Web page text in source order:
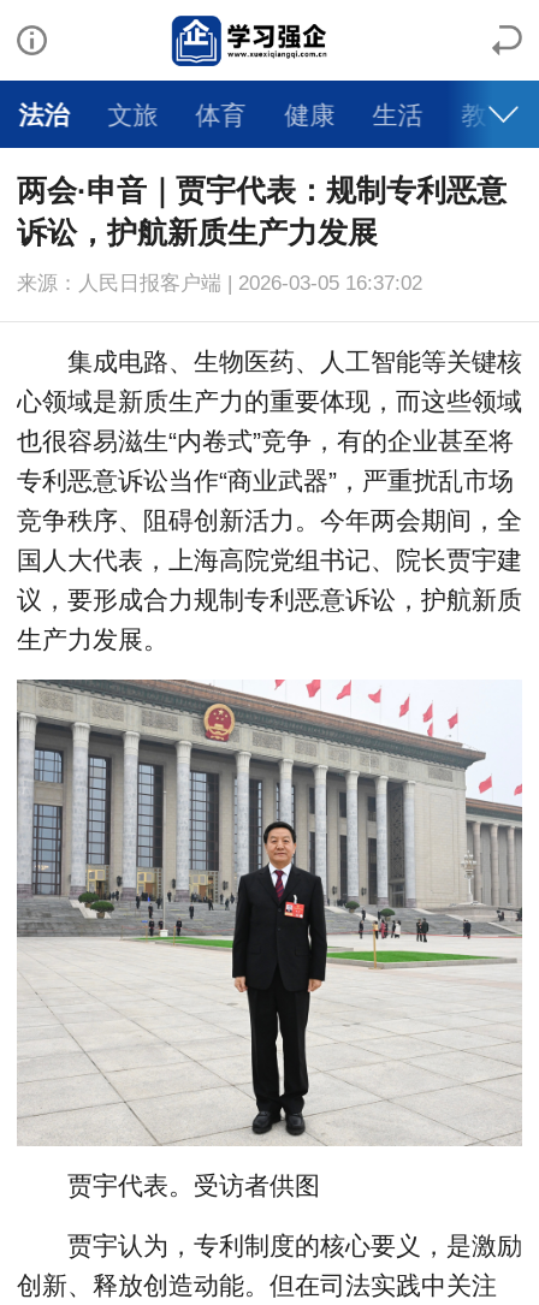
法治 文旅 体育 健康 生活 教育
两会·申音｜贾宇代表：规制专利恶意
诉讼，护航新质生产力发展
来源：人民日报客户端 | 2026-03-05 16:37:02
集成电路、生物医药、人工智能等关键核
心领域是新质生产力的重要体现，而这些领域
也很容易滋生“内卷式”竞争，有的企业甚至将
专利恶意诉讼当作“商业武器”，严重扰乱市场
竞争秩序、阻碍创新活力。今年两会期间，全
国人大代表，上海高院党组书记、院长贾宇建
议，要形成合力规制专利恶意诉讼，护航新质
生产力发展。
贾宇代表。受访者供图
贾宇认为，专利制度的核心要义，是激励
创新、释放创造动能。但在司法实践中关注